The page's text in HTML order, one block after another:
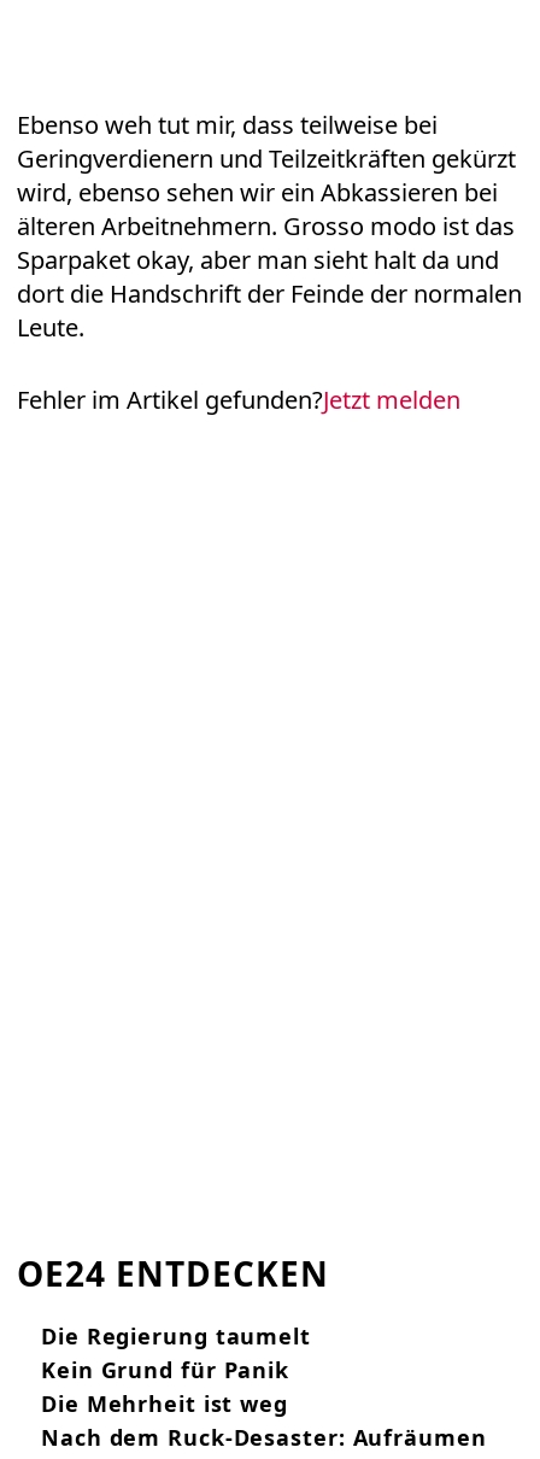
Ebenso weh tut mir, dass teilweise bei
Geringverdienern und Teilzeitkräften gekürzt
wird, ebenso sehen wir ein Abkassieren bei
älteren Arbeitnehmern. Grosso modo ist das
Sparpaket okay, aber man sieht halt da und
dort die Handschrift der Feinde der normalen
Leute.
Fehler im Artikel gefunden?Jetzt melden
OE24 ENTDECKEN
Die Regierung taumelt
Kein Grund für Panik
Die Mehrheit ist weg
Nach dem Ruck-Desaster: Aufräumen